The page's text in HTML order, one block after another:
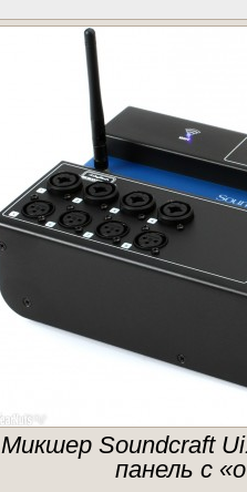
Микшер Soundcraft
панель с